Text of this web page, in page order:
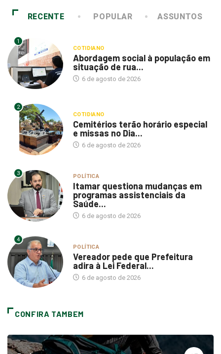
RECENTE POPULAR ASSUNTOS
1
COTIDIANO
Abordagem social à população em
situação de rua...
6 de agosto de 2026
2
COTIDIANO
Cemitérios terão horário especial
e missas no Dia...
6 de agosto de 2026
3 POLÍTICA
Itamar questiona mudanças em
programas assistenciais da
Saúde...
6 de agosto de 2026
4
POLÍTICA
Vereador pede que Prefeitura
adira à Lei Federal...
6 de agosto de 2026
CONFIRA TAMBEM